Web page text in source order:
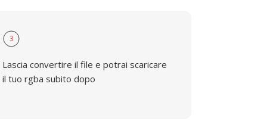
3
Lascia convertire il file e potrai scaricare
il tuo rgba subito dopo